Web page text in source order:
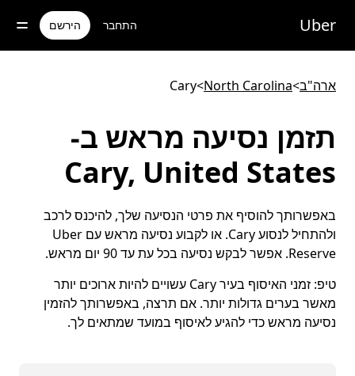
לתוכן
הראשיUber התחבר הירשם
ארה"ב>
North Carolina
>
Cary
תזמן נסיעה מראש ב-
Cary, United States
באפשרותך להוסיף את פרטי הנסיעה שלך, להיכנס לרכב
ולהתחיל לנסוע Cary. או לקבוע נסיעה מראש עם Uber
Reserve. אפשר לבקש נסיעה בכל עת עד 90 יום מראש.
טיפ:
זמני האיסוף בעיר Cary עשויים להיות ארוכים יותר
מאשר בערים גדולות יותר. אם תרצה, באפשרותך להזמין
נסיעה מראש כדי להגיע לאיסוף במועד שמתאים לך.